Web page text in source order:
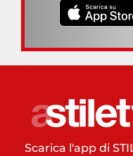
Scarica l'app di